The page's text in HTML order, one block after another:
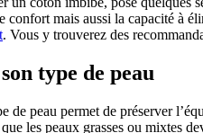
confort mais aussi la capacité à
. Vous y trouverez des
type de peau
de peau permet de préserver
les peaux grasses ou mixtes